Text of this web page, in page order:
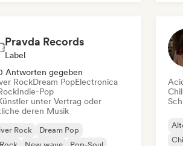
Pravda Records
Label
Antworten gegeben
RockDream PopElectronica
Indie-Pop
unter Vertrag oder
deren Musik
Rock
Dream Pop